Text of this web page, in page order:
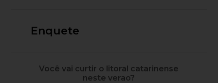
Enquete
Você vai curtir o litoral catarinense
neste verão?